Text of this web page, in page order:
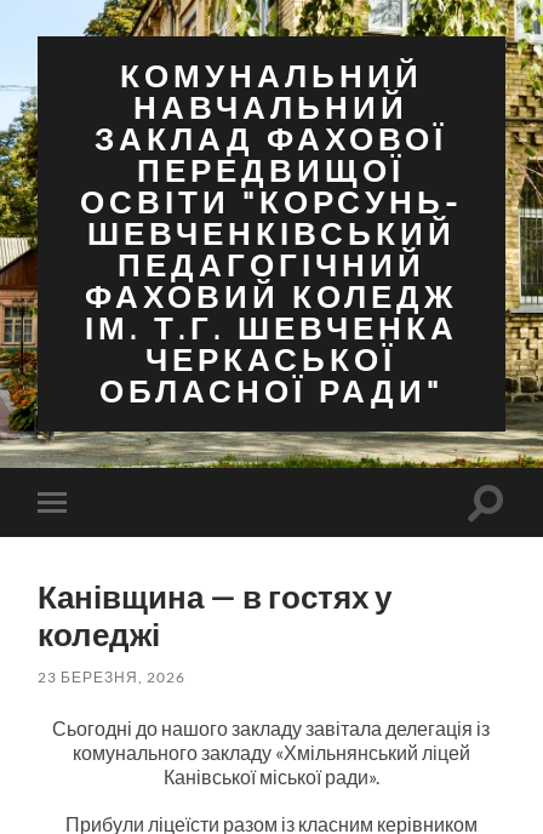
КОМУНАЛЬНИЙ
НАВЧАЛЬНИЙ
ЗАКЛАД ФАХОВОЇ
ПЕРЕДВИЩОЇ
ОСВІТИ "КОРСУНЬ-
ШЕВЧЕНКІВСЬКИЙ
ПЕДАГОГІЧНИЙ
ФАХОВИЙ КОЛЕДЖ
ІМ. Т.Г. ШЕВЧЕНКА
ЧЕРКАСЬКОЇ
ОБЛАСНОЇ РАДИ"
Перемкнути
мобільне
Канівщина — в гостях у
коледжі
23 БЕРЕЗНЯ, 2026
Сьогодні до нашого закладу завітала делегація із
комунального закладу «Хмільнянський ліцей
Канівської міської ради».
Прибули ліцеїсти разом із класним керівником